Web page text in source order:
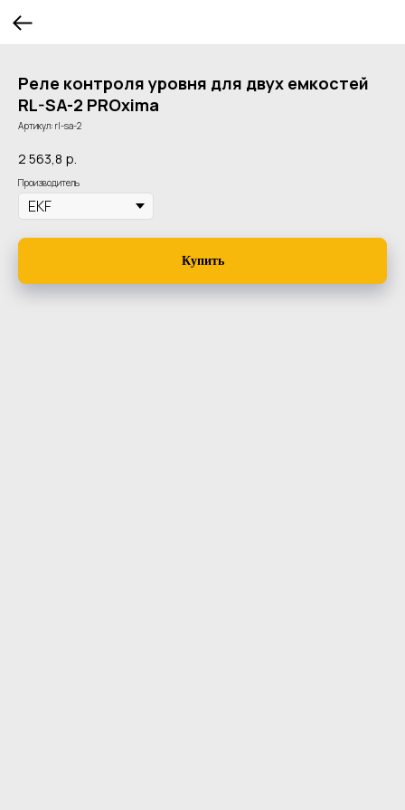
Реле контроля уровня для двух емкостей
RL-SA-2 PROxima
Артикул: rl-sa-2
2 563,8 р.
Производитель
Купить